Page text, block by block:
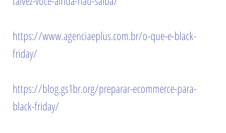
https://www.agenciaeplus.com.br/o-que-e-black-
friday/
https://blog.gs1br.org/preparar-ecommerce-para-
black-friday/